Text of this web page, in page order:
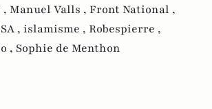
, Manuel Valls , Front National ,
, islamisme , Robespierre ,
, Sophie de Menthon